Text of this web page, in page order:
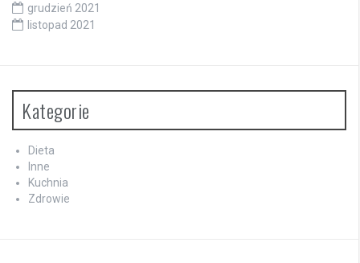
grudzień 2021
listopad 2021
Kategorie
Dieta
Inne
Kuchnia
Zdrowie